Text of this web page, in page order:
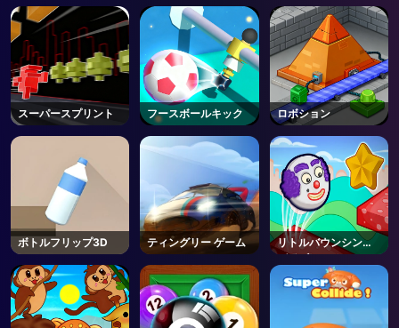
スーパースプリント フースボールキック ロボション
ボトルフリップ3D ティングリー ゲーム
リトルバウンシング
ガイズ